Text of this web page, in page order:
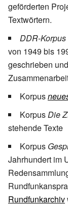
geförderten
Textwörtern.
DDR-Korpus
von 1949 bis
geschrieben
Korpus
KorpusDie
stehende Texte
Korpus
Jahrhundert im
Rundfunkarchiv